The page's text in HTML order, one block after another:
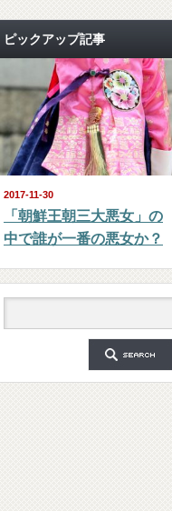
ピックアップ記事
2017-11-30
「朝鮮王朝三大悪女」の
中で誰が一番の悪女か？